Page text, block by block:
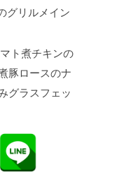
グリルメイン
ト煮チキンの
豚ロースのナ
グラスフェッ